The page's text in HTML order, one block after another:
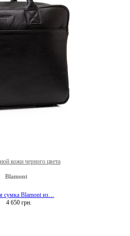
кожи черного цвета
Blamont
сумка Blamont из…
4 650 грн.